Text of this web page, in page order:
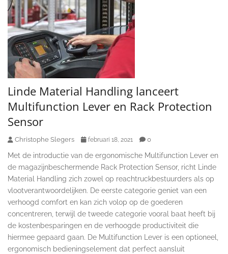
Linde Material Handling lanceert
Multifunction Lever en Rack Protection
Sensor
Christophe Slegers februari 18, 2021 0
Met de introductie van de ergonomische Multifunction Lever en
de magazijnbeschermende Rack Protection Sensor, richt Linde
Material Handling zich zowel op reachtruckbestuurders als op
vlootverantwoordelijken. De eerste categorie geniet van een
verhoogd comfort en kan zich volop op de goederen
concentreren, terwijl de tweede categorie vooral baat heeft bij
de kostenbesparingen en de verhoogde productiviteit die
hiermee gepaard gaan. De Multifunction Lever is een optioneel,
ergonomisch bedieningselement dat perfect aansluit